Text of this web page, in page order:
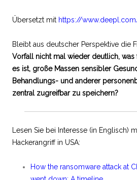
Übersetzt mit https://
Bleibt aus deutscher Perspektive die
Vorfall nicht mal wieder deutlich, was
es ist, große Massen sensibler
Behandlungs- und anderer
zentral zugreifbar zu speichern?
Lesen Sie bei Interesse (in Englisch)
Hackerangriff in USA:
How the ransomware attack at